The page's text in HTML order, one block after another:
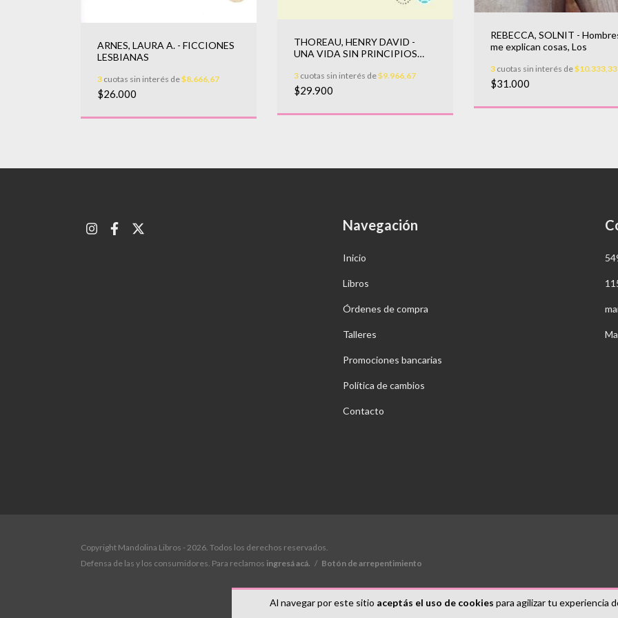
Al navegar por este sitio aceptás el uso de cookies para agilizar tu experiencia
ARNES, LAURA A. - FICCIONES
LESBIANAS
3 cuotas sin interés de$8.666,67
$26.000
THOREAU, HENRY DAVID -
UNA VIDA SIN PRINCIPIOS
3 cuotas sin interés de$9.966,67
$29.900
REBECCA, SOLNIT -
me explican cosas, Los
3 cuotas sin interés de$10.333,33
$31.000
Navegación
Inicio
Libros
Órdenes de compra
Talleres
Promociones bancarias
Política de cambios
Contacto
Copyright Mandolina Libros - 2026. Todos los derechos reservados.
Defensa de las y los consumidores. Para reclamos ingresá acá. / Botón de arrepentimiento